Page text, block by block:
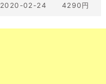
2020-02-24 4290円